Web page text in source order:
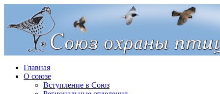
Главная
О союзе
Вступление в Союз